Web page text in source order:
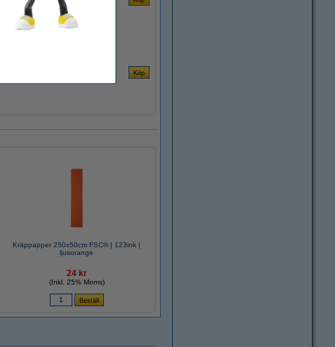
Kräppapper 250x50cm FSC® | 123ink |
ljusorange
24 kr
(Inkl. 25% Moms)